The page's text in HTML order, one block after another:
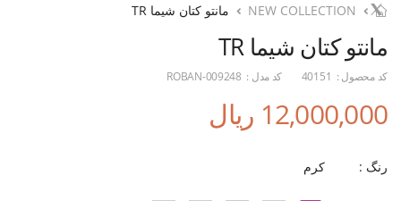
NEW COLLECTION مانتو کتان شیما TR
مانتو کتان شیما TR
کد محصول : 40151 کد مدل : ROBAN-009248
12,000,000 ریال
رنگ : کرم